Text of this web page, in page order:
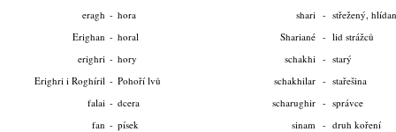
eragh - hora shari - střežený,
Erighan - horal Shariané - lid strážců
erighri - hory schakhi - starý
Erighri i Roghíril - Pohoří lvů schakhilar - stařešina
falai - dcera scharughir - správce
fan - písek sinam - druh koření